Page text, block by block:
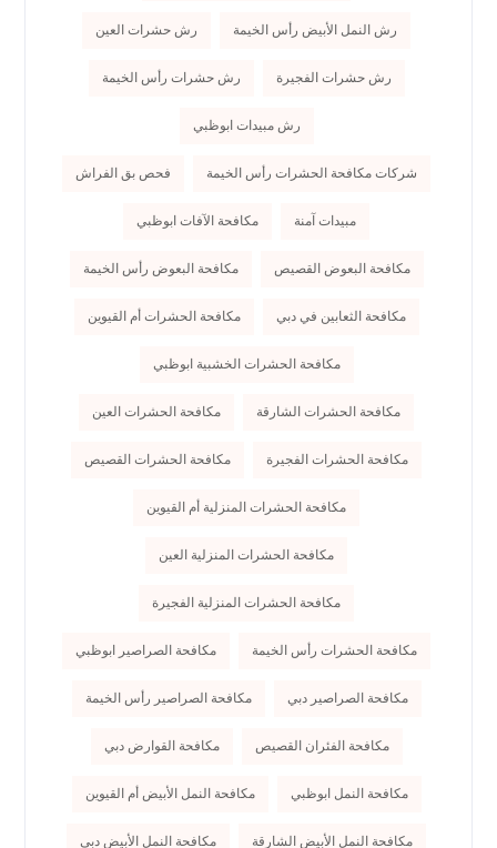
رش النمل الأبيض رأس الخيمة رش حشرات العين
رش حشرات الفجيرة رش حشرات رأس الخيمة
رش مبيدات ابوظبي
شركات مكافحة الحشرات رأس الخيمة فحص بق الفراش
مبيدات آمنة مكافحة الآفات ابوظبي
مكافحة البعوض القصيص مكافحة البعوض رأس الخيمة
مكافحة الثعابين في دبي مكافحة الحشرات أم القيوين
مكافحة الحشرات الخشبية ابوظبي
مكافحة الحشرات الشارقة مكافحة الحشرات العين
مكافحة الحشرات الفجيرة مكافحة الحشرات القصيص
مكافحة الحشرات المنزلية أم القيوين
مكافحة الحشرات المنزلية العين
مكافحة الحشرات المنزلية الفجيرة
مكافحة الحشرات رأس الخيمة مكافحة الصراصير ابوظبي
مكافحة الصراصير دبي مكافحة الصراصير رأس الخيمة
مكافحة الفئران القصيص مكافحة القوارض دبي
مكافحة النمل ابوظبي مكافحة النمل الأبيض أم القيوين
مكافحة النمل الأبيض الشارقة مكافحة النمل الأبيض دبي